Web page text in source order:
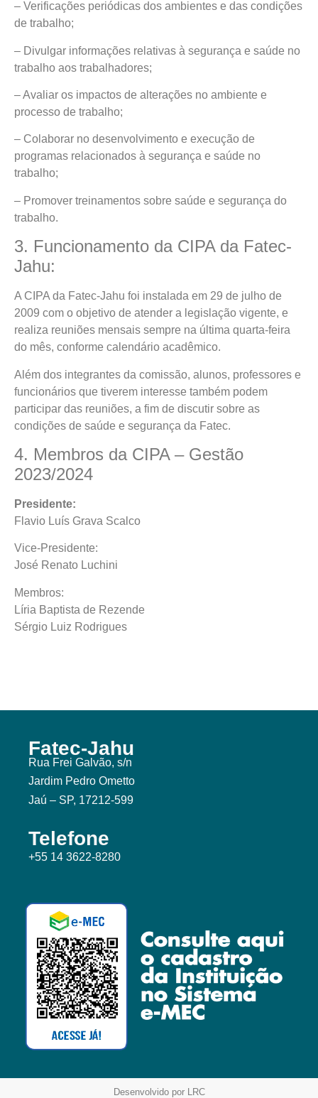
– Verificações periódicas dos ambientes e das condições
de trabalho;
– Divulgar informações relativas à segurança e saúde no
trabalho aos trabalhadores;
– Avaliar os impactos de alterações no ambiente e
processo de trabalho;
– Colaborar no desenvolvimento e execução de
programas relacionados à segurança e saúde no
trabalho;
– Promover treinamentos sobre saúde e segurança do
trabalho.
3. Funcionamento da CIPA da Fatec-
Jahu:
A CIPA da Fatec-Jahu foi instalada em 29 de julho de
2009 com o objetivo de atender a legislação vigente, e
realiza reuniões mensais sempre na última quarta-feira
do mês, conforme calendário acadêmico.
Além dos integrantes da comissão, alunos, professores e
funcionários que tiverem interesse também podem
participar das reuniões, a fim de discutir sobre as
condições de saúde e segurança da Fatec.
4. Membros da CIPA – Gestão
2023/2024
Presidente:
Flavio Luís Grava Scalco
Vice-Presidente:
José Renato Luchini
Membros:
Líria Baptista de Rezende
Sérgio Luiz Rodrigues
Fatec-Jahu
Rua Frei Galvão, s/n
Jardim Pedro Ometto
Jaú – SP, 17212-599
Telefone
+55 14 3622-8280
Desenvolvido por LRC